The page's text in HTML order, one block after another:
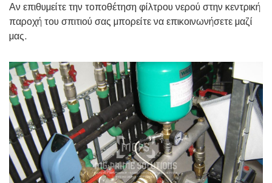
Αν επιθυμείτε την τοποθέτηση φίλτρου νερού στην κεντρική
παροχή του σπιτιού σας μπορείτε να επικοινωνήσετε μαζί
μας.